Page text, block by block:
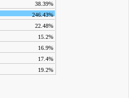
38.39%
246.43%
22.48%
15.2%
16.9%
17.4%
19.2%